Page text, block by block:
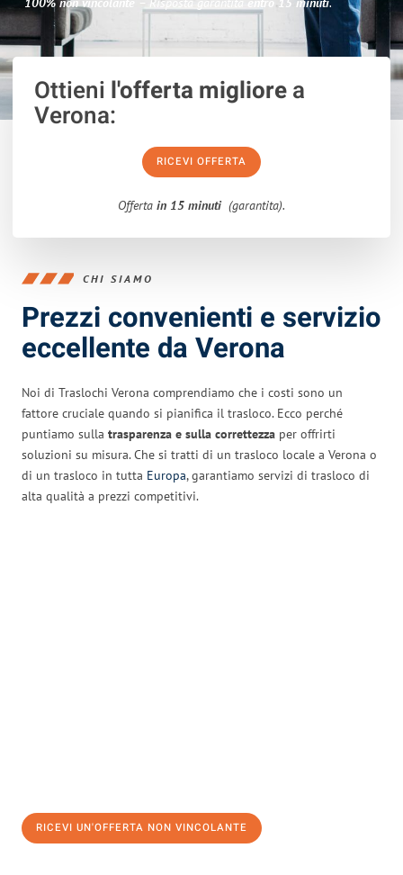
Ottieni l'offerta migliorea
Verona:
RICEVI OFFERTA
Offerta in 15 minuti (garantita).
CHI SIAMO
Prezzi convenienti e servizio
eccellente da Verona
Noi di Traslochi Verona comprendiamo che i costi sono un
fattore cruciale quando si pianifica il trasloco. Ecco perché
puntiamo sulla trasparenza e sulla correttezza per offrirti
soluzioni su misura. Che si tratti di un trasloco locale a Verona o
di un trasloco in tutta Europa, garantiamo servizi di trasloco di
alta qualità a prezzi competitivi.
RICEVI UN'OFFERTA NON VINCOLANTE